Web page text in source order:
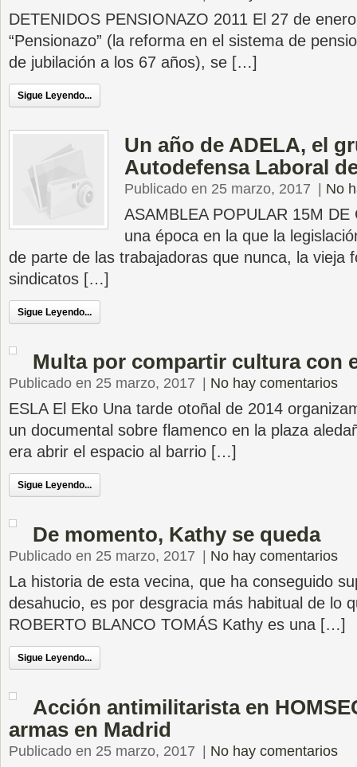
DETENIDOS PENSIONAZO 2011 El 27 de
“Pensionazo” (la reforma en el sistema de
de jubilación a los 67 años), se […]
Sigue Leyendo...
Un año de ADELA, el
Autodefensa Laboral
Publicado en 25 marzo, 2017 No
ASAMBLEA POPULAR 15M DE
una época en la que la
de parte de las trabajadoras que nunca, la vieja
sindicatos […]
Sigue Leyendo...
Multa por compartir cultura con
Publicado en 25 marzo, 2017 No hay comentarios
ESLA El Eko Una tarde otoñal de 2014
un documental sobre flamenco en la plaza
era abrir el espacio al barrio […]
Sigue Leyendo...
De momento, Kathy se queda
Publicado en 25 marzo, 2017 No hay comentarios
La historia de esta vecina, que ha conseguido
desahucio, es por desgracia más habitual de lo
ROBERTO BLANCO TOMÁS Kathy es una […]
Sigue Leyendo...
Acción antimilitarista en
armas en Madrid
Publicado en 25 marzo, 2017 No hay comentarios